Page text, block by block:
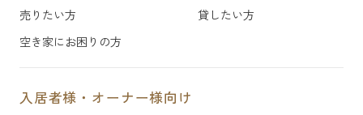
売りたい方
貸したい方
空き家にお困りの方
入居者様・オーナー様向け